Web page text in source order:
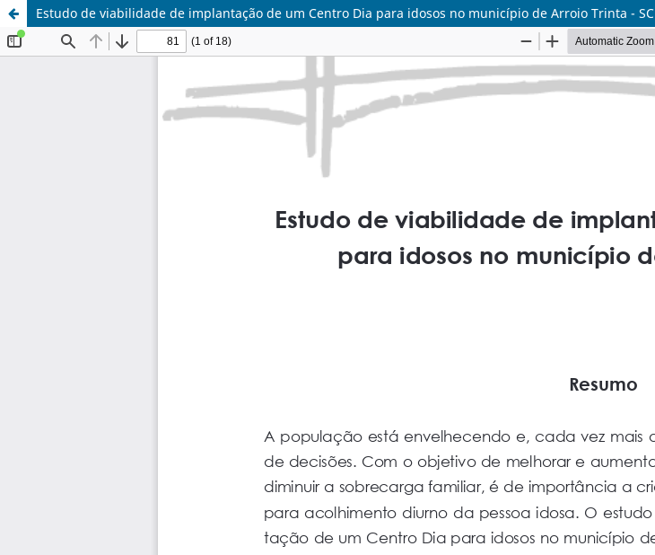
Estudo de viabilidade de implantação de um Centro Dia para idosos no município de Arroio Trinta - SC